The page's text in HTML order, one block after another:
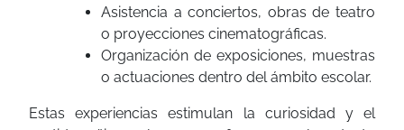
Asistencia a conciertos, obras de teatro
o proyecciones cinematográficas.
Organización de exposiciones, muestras
o actuaciones dentro del ámbito escolar.
Estas experiencias estimulan la curiosidad y el